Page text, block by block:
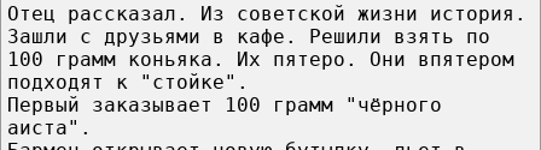
Отец рассказал. Из советской жизни история.
Зашли с друзьями в кафе. Решили взять по
100 грамм коньяка. Их пятеро. Они впятером
подходят к "стойке".
Первый заказывает 100 грамм "чёрного
аиста".